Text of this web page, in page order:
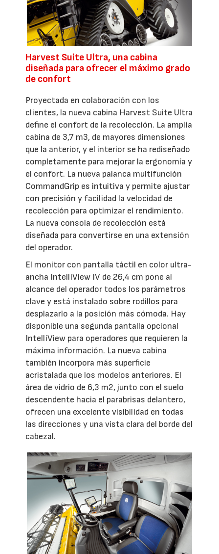
Harvest Suite Ultra, una cabina
diseñada para ofrecer el máximo grado
de confort
Proyectada en colaboración con los
clientes, la nueva cabina Harvest Suite Ultra
define el confort de la recolección. La amplia
cabina de 3,7 m3, de mayores dimensiones
que la anterior, y el interior se ha rediseñado
completamente para mejorar la ergonomía y
el confort. La nueva palanca multifunción
CommandGrip es intuitiva y permite ajustar
con precisión y facilidad la velocidad de
recolección para optimizar el rendimiento.
La nueva consola de recolección está
diseñada para convertirse en una extensión
del operador.
El monitor con pantalla táctil en color ultra-
ancha IntelliView IV de 26,4 cm pone al
alcance del operador todos los parámetros
clave y está instalado sobre rodillos para
desplazarlo a la posición más cómoda. Hay
disponible una segunda pantalla opcional
IntelliView para operadores que requieren la
máxima información. La nueva cabina
también incorpora más superficie
acristalada que los modelos anteriores. El
área de vidrio de 6,3 m2, junto con el suelo
descendente hacia el parabrisas delantero,
ofrecen una excelente visibilidad en todas
las direcciones y una vista clara del borde del
cabezal.